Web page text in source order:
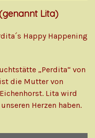
Lita)
„Perdita“ von
die Mutter von
Lita wird
Herzen haben.